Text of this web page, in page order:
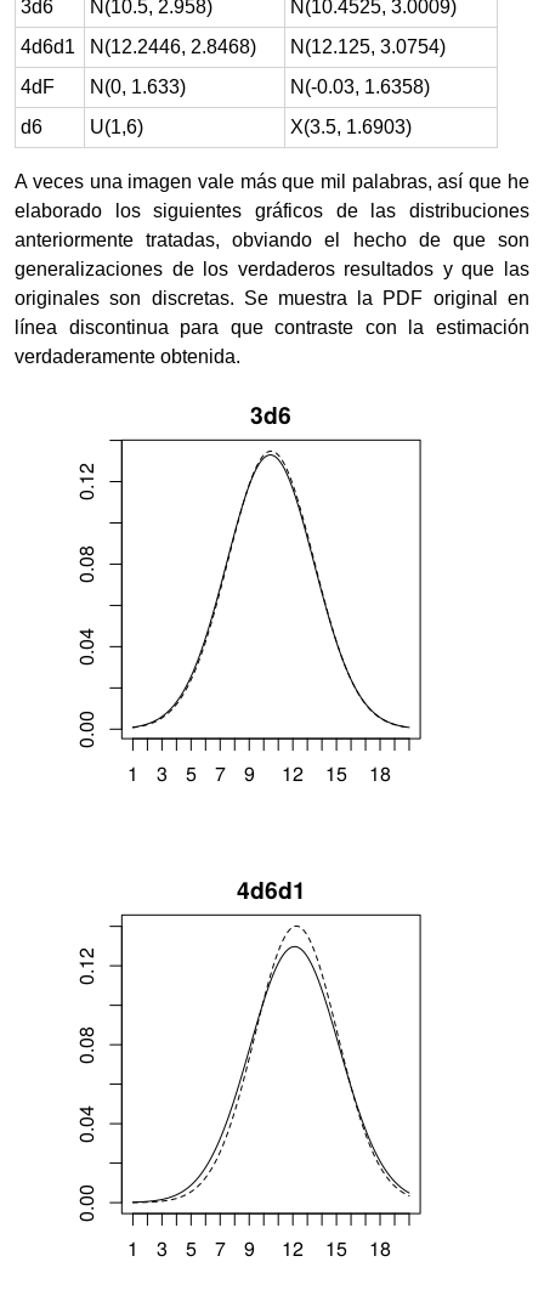
3d6 N(10.5, 2.958)
N(10.4525, 3.0009)
4d6d1
N(12.2446, 2.8468)
N(12.125, 3.0754)
4dF
N(0, 1.633)
N(-0.03, 1.6358)
d6
U(1,6) X(3.5, 1.6903)
A veces una imagen vale más que mil palabras, así que he
elaborado los siguientes gráficos de las distribuciones
anteriormente tratadas, obviando el hecho de que son
generalizaciones de los verdaderos resultados y que las
originales son discretas. Se muestra la PDF original en
línea discontinua para que contraste con la estimación
verdaderamente obtenida.